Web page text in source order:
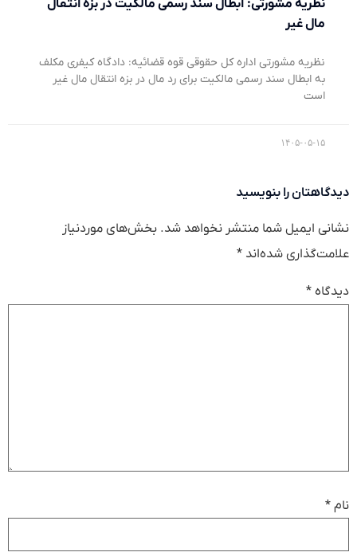
نظریه مشورتی: ابطال سند رسمی مالکیت در بزه انتقال
مال غیر
نظریه مشورتی اداره کل حقوقی قوه قضائیه: دادگاه کیفری مکلف
به ابطال سند رسمی مالکیت برای رد مال در بزه انتقال مال غیر
است
۱۴۰۵-۰۵-۱۵
دیدگاهتان را بنویسید
نشانی ایمیل شما منتشر نخواهد شد. بخش‌های موردنیاز
علامت‌گذاری شده‌اند *
دیدگاه *
نام *